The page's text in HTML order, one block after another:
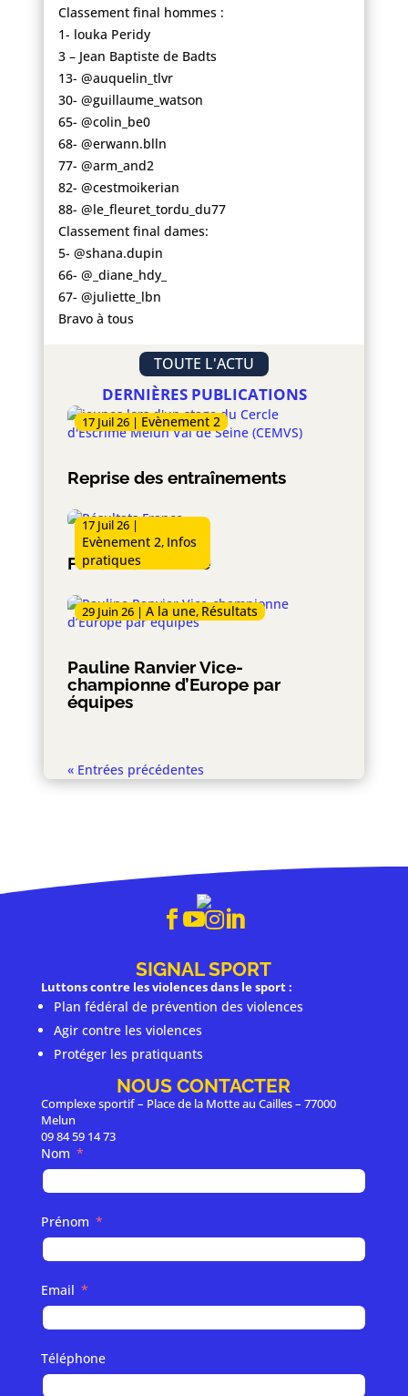
Classement final hommes :
1- louka Peridy
3 – Jean Baptiste de Badts
13- @auquelin_tlvr
30- @guillaume_watson
65- @colin_be0
68- @erwann.blln
77- @arm_and2
82- @cestmoikerian
88- @le_fleuret_tordu_du77
Classement final dames:
5- @shana.dupin
66- @_diane_hdy_
67- @juliette_lbn
Bravo à tous
TOUTE L'ACTU
DERNIÈRES PUBLICATIONS
Reprise des entraînements
17 Juil 26 | Evènement 2
Forum de rentrée
17 Juil 26 |
Evènement 2, Infos
pratiques
Pauline Ranvier Vice-
championne d’Europe par
équipes
29 Juin 26 |A la une, Résultats
« Entrées précédentes

SIGNAL SPORT
Luttons contre les violences dans le sport :
Plan fédéral de prévention des violences
Agir contre les violences
Protéger les pratiquants
NOUS CONTACTER
Complexe sportif – Place de la Motte au Cailles – 77000
Melun
09 84 59 14 73
Nom
Prénom
Email
Téléphone